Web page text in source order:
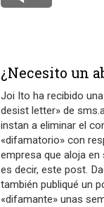
¿Necesito un
Joi Ito ha recibido
desist letter» de
instan a eliminar el
«difamatorio» con
empresa que aloja en
es decir, este post.
también publiqué un
«difamante» unas